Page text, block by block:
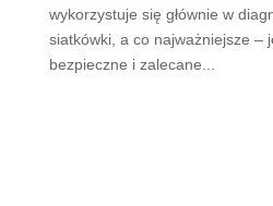
wykorzystuje się głównie w
siatkówki, a co najważniejsze –
bezpieczne i zalecane...